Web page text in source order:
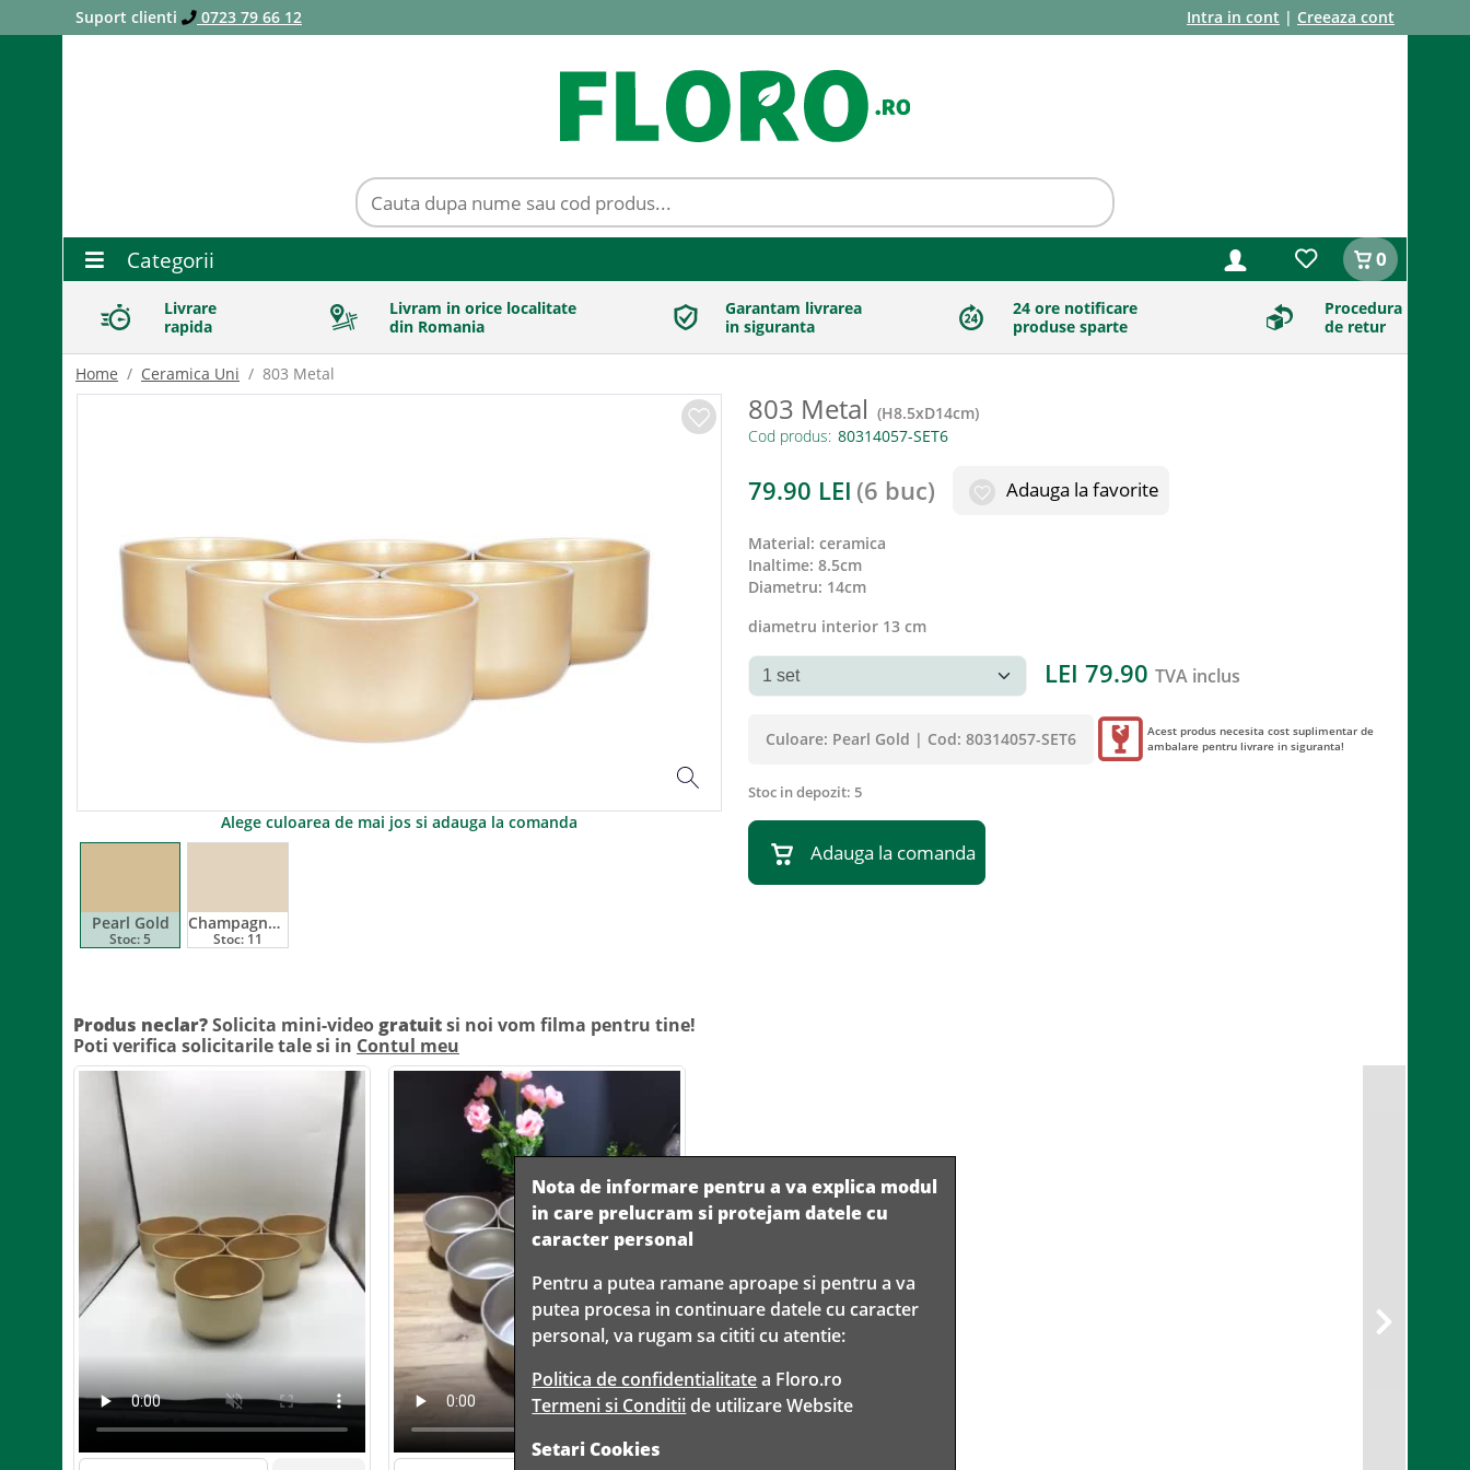
Suport clienti 0723 79 66 12 Intra in cont | Creeaza cont
Categorii 0
Livrare
rapida
Livram in orice localitate
din Romania
Garantam livrarea
in siguranta
24 ore notificare
produse sparte
Procedura
de retur
Home Ceramica Uni 803 Metal
Alege culoarea de mai jos si adauga la comanda
Pearl Gold
Stoc:5
Champagne Gold
Stoc: 11
803 Metal (H8.5xD14cm)
Cod produs:
79.90 LEI (6 buc) Adauga la favorite
material: ceramica
inaltime: 8.5cm
diametru: 14cm
diametru interior 13 cm
LEI 79.90 TVA inclus
Culoare: Pearl Gold | Cod: 80314057-SET6
Acest produs necesita cost suplimentar de
ambalare pentru livrare in siguranta!
Stoc in depozit: 5
Adauga la comanda
Produs neclar?Solicita mini-videogratuitsi noi vom filma pentru tine!
Poti verifica solicitarile tale si in Contul meu
Nota de informare pentru a va explica modul
in care prelucram si protejam datele cu
caracter personal
Pentru a putea ramane aproape si pentru a va
putea procesa in continuare datele cu caracter
personal, va rugam sa cititi cu atentie:
Politica de confidentialitatea Floro.ro
Termeni si Conditiide utilizare Website
Setari Cookies